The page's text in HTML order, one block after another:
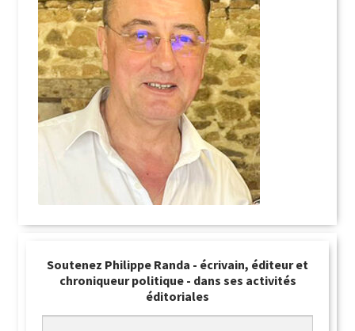
Soutenez Philippe Randa - écrivain, éditeur et
chroniqueur politique - dans ses activités
éditoriales